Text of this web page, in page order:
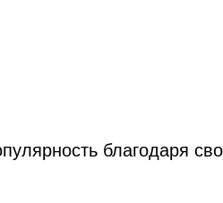
благодаря